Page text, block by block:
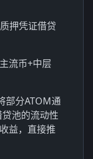
押凭证借贷
流币+中层
部分ATOM通
池的流动性
益，直接推